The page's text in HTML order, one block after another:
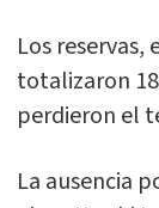
Los
totalizaron
perdieron el
La ausencia